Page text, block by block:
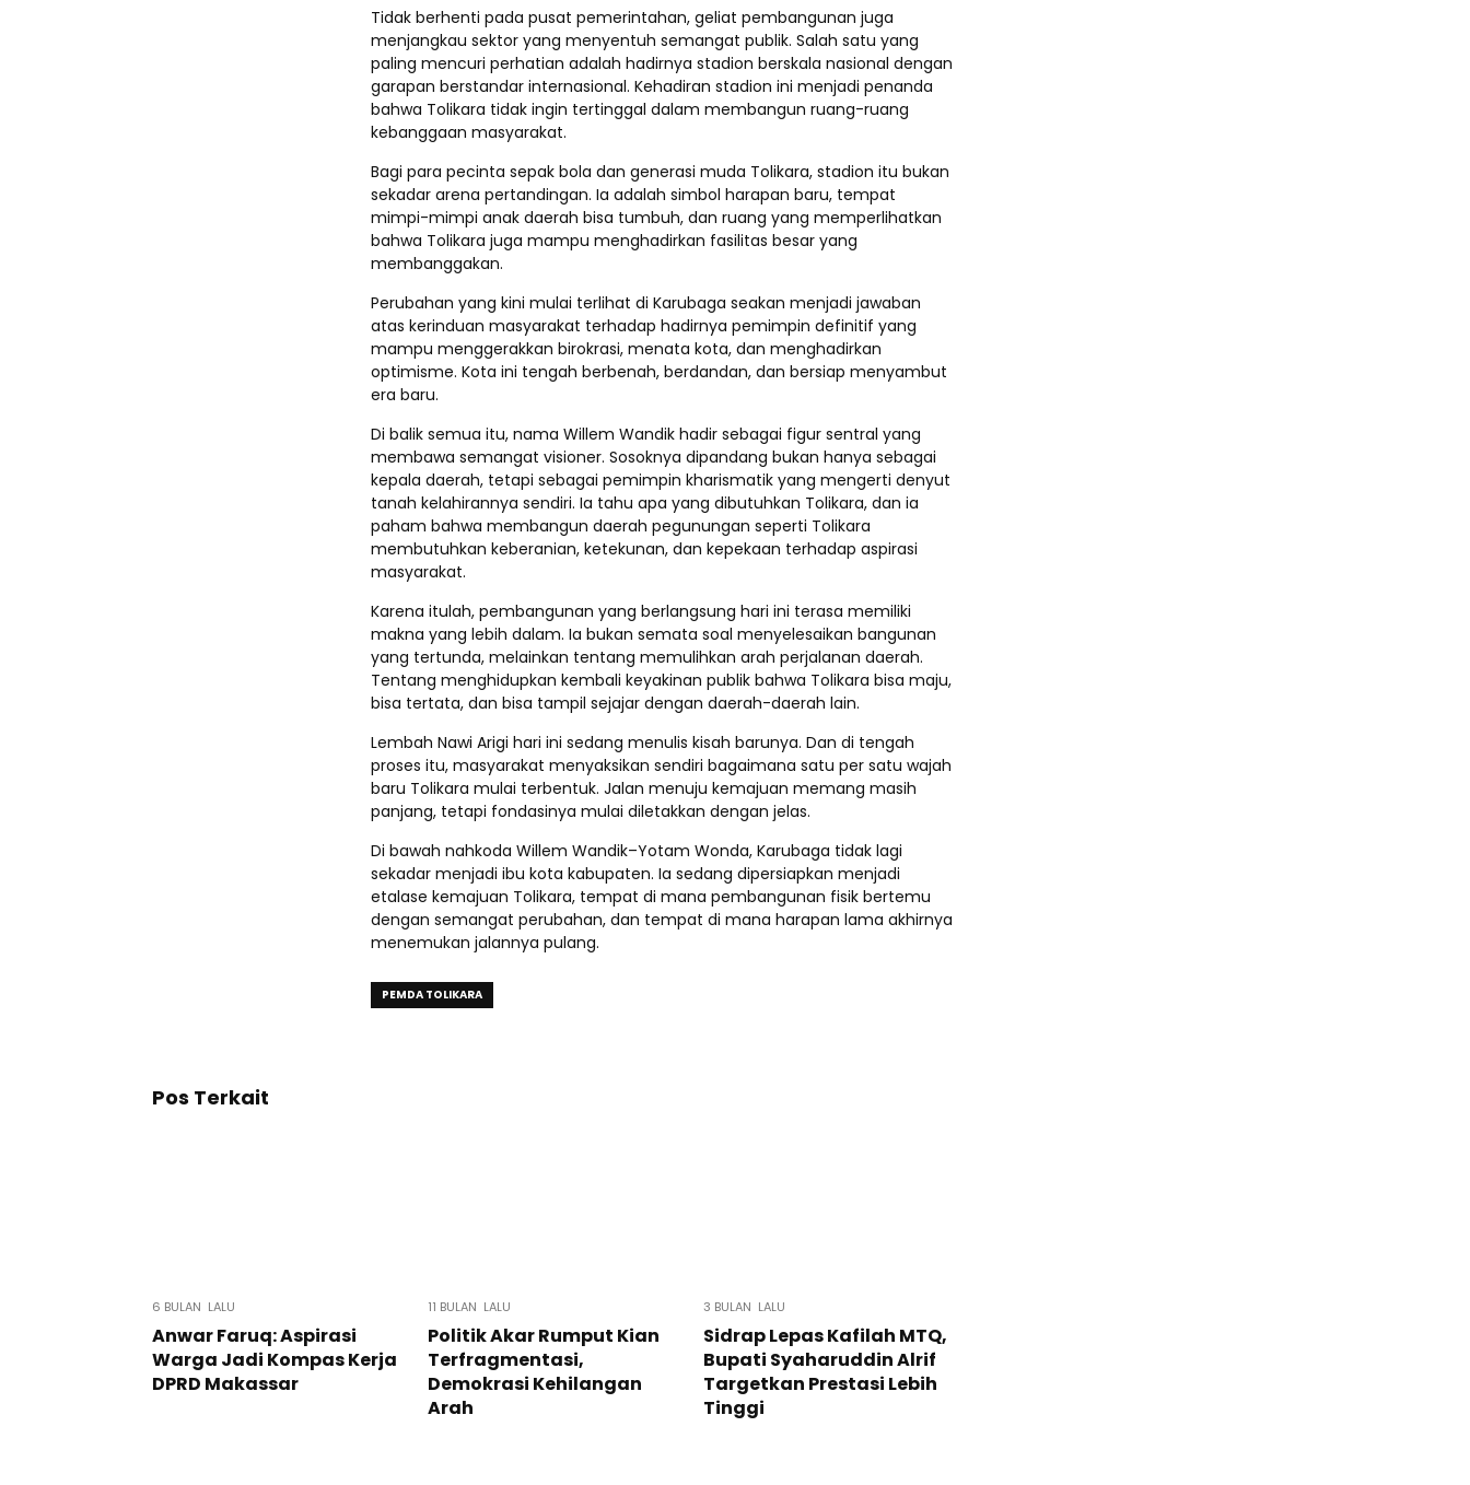
Tidak berhenti pada pusat pemerintahan, geliat pembangunan juga
menjangkau sektor yang menyentuh semangat publik. Salah satu yang
paling mencuri perhatian adalah hadirnya stadion berskala nasional dengan
garapan berstandar internasional. Kehadiran stadion ini menjadi penanda
bahwa Tolikara tidak ingin tertinggal dalam membangun ruang-ruang
kebanggaan masyarakat.
Bagi para pecinta sepak bola dan generasi muda Tolikara, stadion itu bukan
sekadar arena pertandingan. Ia adalah simbol harapan baru, tempat
mimpi-mimpi anak daerah bisa tumbuh, dan ruang yang memperlihatkan
bahwa Tolikara juga mampu menghadirkan fasilitas besar yang
membanggakan.
Perubahan yang kini mulai terlihat di Karubaga seakan menjadi jawaban
atas kerinduan masyarakat terhadap hadirnya pemimpin definitif yang
mampu menggerakkan birokrasi, menata kota, dan menghadirkan
optimisme. Kota ini tengah berbenah, berdandan, dan bersiap menyambut
era baru.
Di balik semua itu, nama Willem Wandik hadir sebagai figur sentral yang
membawa semangat visioner. Sosoknya dipandang bukan hanya sebagai
kepala daerah, tetapi sebagai pemimpin kharismatik yang mengerti denyut
tanah kelahirannya sendiri. Ia tahu apa yang dibutuhkan Tolikara, dan ia
paham bahwa membangun daerah pegunungan seperti Tolikara
membutuhkan keberanian, ketekunan, dan kepekaan terhadap aspirasi
masyarakat.
Karena itulah, pembangunan yang berlangsung hari ini terasa memiliki
makna yang lebih dalam. Ia bukan semata soal menyelesaikan bangunan
yang tertunda, melainkan tentang memulihkan arah perjalanan daerah.
Tentang menghidupkan kembali keyakinan publik bahwa Tolikara bisa maju,
bisa tertata, dan bisa tampil sejajar dengan daerah-daerah lain.
Lembah Nawi Arigi hari ini sedang menulis kisah barunya. Dan di tengah
proses itu, masyarakat menyaksikan sendiri bagaimana satu per satu wajah
baru Tolikara mulai terbentuk. Jalan menuju kemajuan memang masih
panjang, tetapi fondasinya mulai diletakkan dengan jelas.
Di bawah nahkoda Willem Wandik–Yotam Wonda, Karubaga tidak lagi
sekadar menjadi ibu kota kabupaten. Ia sedang dipersiapkan menjadi
etalase kemajuan Tolikara, tempat di mana pembangunan fisik bertemu
dengan semangat perubahan, dan tempat di mana harapan lama akhirnya
menemukan jalannya pulang.
PEMDA TOLIKARA
Pos Terkait
6 BULAN LALU
Anwar Faruq: Aspirasi
Warga Jadi Kompas Kerja
DPRD Makassar
11 BULAN LALU
Politik Akar Rumput Kian
Terfragmentasi,
Demokrasi Kehilangan
Arah
3 BULAN LALU
Sidrap Lepas Kafilah MTQ,
Bupati Syaharuddin Alrif
Targetkan Prestasi Lebih
Tinggi